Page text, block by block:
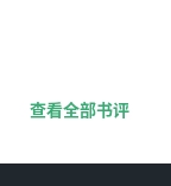
查看全部书评